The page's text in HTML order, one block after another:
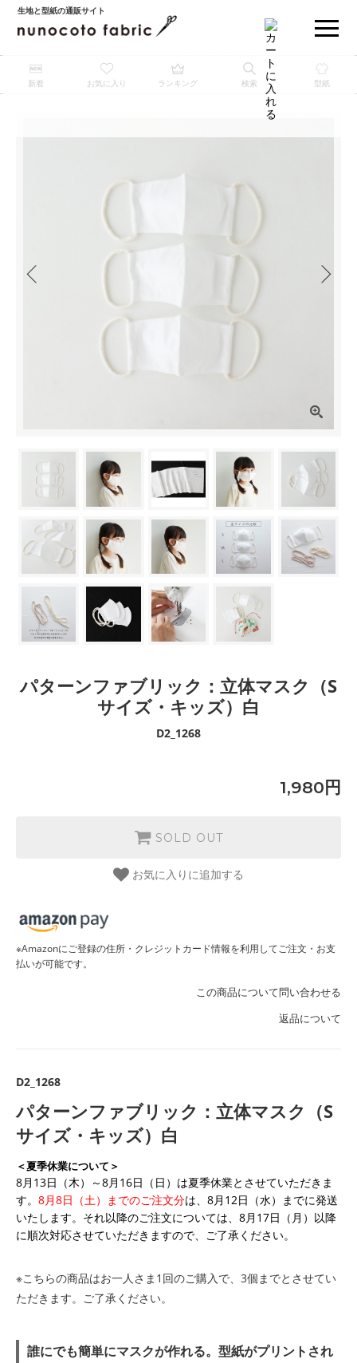
生地と型紙の通販サイト
新着 お気に入り ランキング 検索 型紙
パターンファブリック：立体マスク（S
サイズ・キッズ）白
D2_1268
1,980円
SOLD OUT
お気に入りに追加する
※Amazonにご登録の住所・クレジットカード情報を利用してご注文・お支
払いが可能です。
この商品について問い合わせる
返品について
D2_1268
パターンファブリック：立体マスク（S
サイズ・キッズ）白
＜夏季休業について＞
8月13日（木）～8月16日（日）は夏季休業とさせていただきま
す。 8月8日（土）までのご注文分は、8月12日（水）までに発送
いたします。それ以降のご注文については、8月17日（月）以降
に順次対応させていただきますので、ご了承ください。
※こちらの商品はお一人さま1回のご購入で、3個までとさせてい
ただきます。ご了承ください。
誰にでも簡単にマスクが作れる。型紙がプリントされ